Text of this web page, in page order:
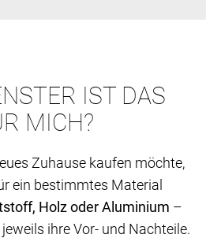
IST DAS
MICH?
Zuhause kaufen möchte,
ein bestimmtes Material
Holz oder Aluminium –
ihre Vor- und Nachteile.